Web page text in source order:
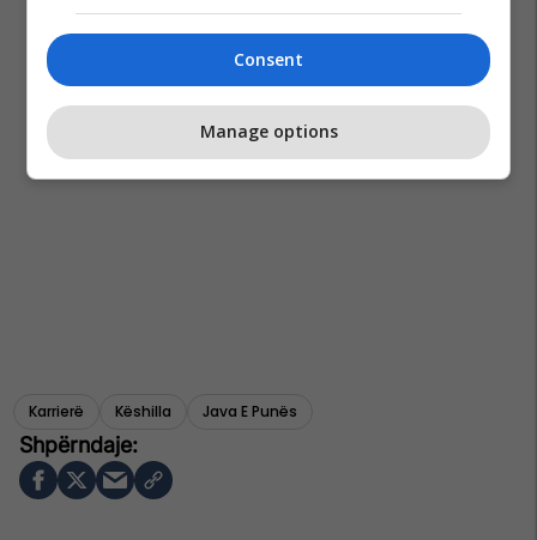
Karrierë Këshilla Java E Punës
Consent
Manage options